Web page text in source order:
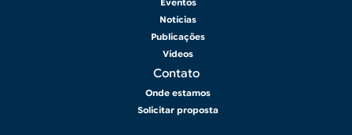
Eventos
Notícias
Publicações
Vídeos
Contato
Onde estamos
Solicitar proposta